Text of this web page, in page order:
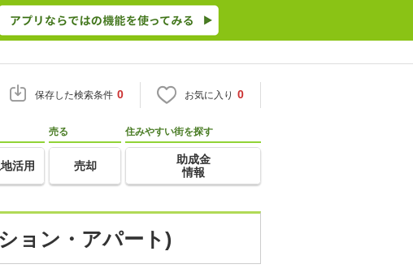
保存した検索条件 0 お気に入り 0
活用
売る
売却
住みやすい街を探す
助成金
情報
ョン・アパート)